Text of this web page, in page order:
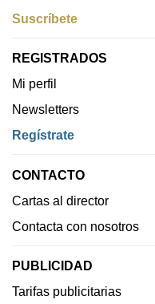
Suscríbete
REGISTRADOS
Mi perfil
Newsletters
Regístrate
CONTACTO
Cartas al director
Contacta con nosotros
PUBLICIDAD
Tarifas publicitarias